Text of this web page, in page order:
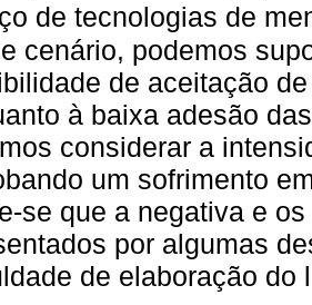
de tecnologias de
cenário, podemos
de aceitação
à baixa adesão
considerar a
um sofrimento
se que a negativa e
por algumas
de elaboração do